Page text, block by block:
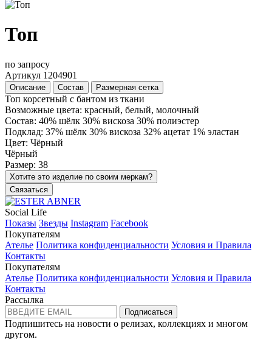
Топ
по запросу
Артикул 1204901
Описание Состав Размерная сетка
Топ корсетный с бантом из ткани
Возможные цвета: красный, белый, молочный
Состав: 40% шёлк 30% вискоза 30% полиэстер
Подклад: 37% шёлк 30% вискоза 32% ацетат 1% эластан
Цвет: Чёрный
Чёрный
Размер: 38
Хотите это изделие по своим меркам?
Связаться
Social Life
Показы Звезды Instagram Facebook
Покупателям
Ателье Политика конфиденциальности Условия и Правила
Контакты
Покупателям
Ателье Политика конфиденциальности Условия и Правила
Контакты
Рассылка
Подписаться
Подпишитесь на новости о релизах, коллекциях и многом
другом.